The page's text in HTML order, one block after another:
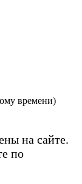
времени)
на сайте.
по